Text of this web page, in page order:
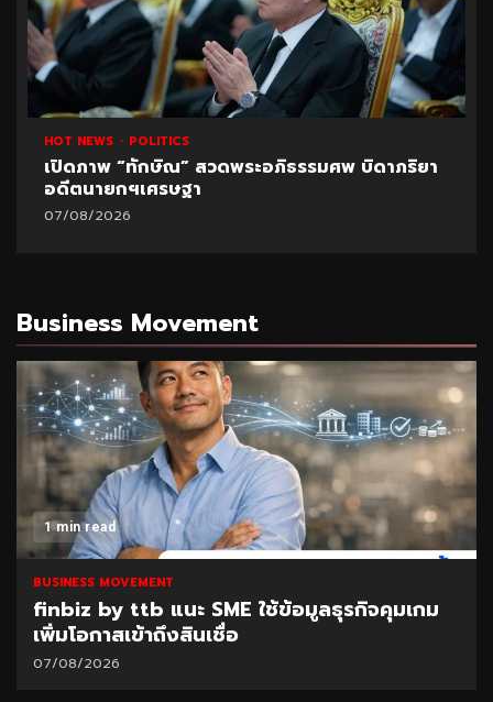
HOT NEWS POLITICS
เปิดภาพ “ทักษิณ” สวดพระอภิธรรมศพ บิดาภริยา
อดีตนายกฯเศรษฐา
07/08/2026
Business Movement
1 min read
BUSINESS MOVEMENT
finbiz by ttb แนะ SME ใช้ข้อมูลธุรกิจคุมเกม
เพิ่มโอกาสเข้าถึงสินเชื่อ
07/08/2026